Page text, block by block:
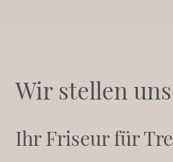
Wir stellen
Ihr Friseur für